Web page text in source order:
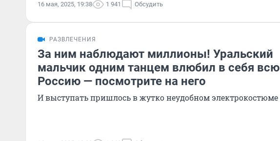
16 мая, 2025, 19:38 1 941 Обсудить
РАЗВЛЕЧЕНИЯ
За ним наблюдают миллионы! Уральский
мальчик одним танцем влюбил в себя всю
Россию — посмотрите на него
И выступать пришлось в жутко неудобном электрокостюме